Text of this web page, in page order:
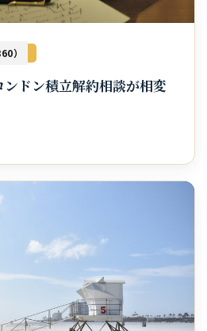
ドン積立解約相談が相変
）